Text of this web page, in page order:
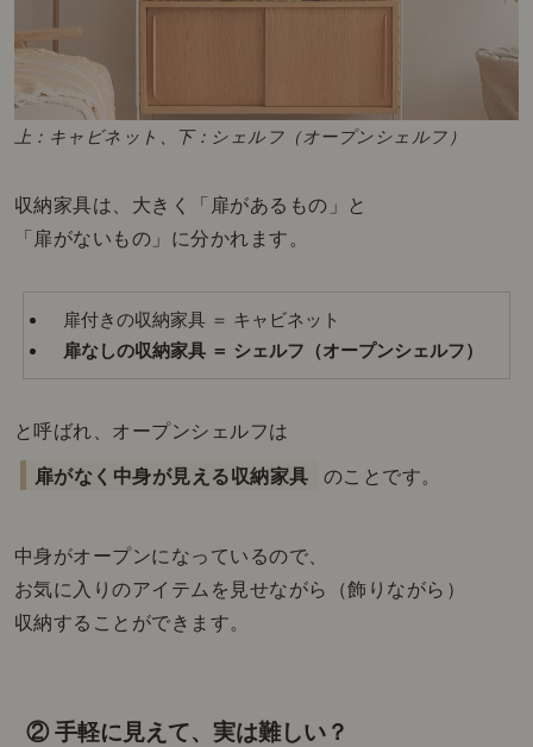
上：キャビネット、下：シェルフ（オープンシェルフ）
収納家具は、大きく「扉があるもの」と
「扉がないもの」に分かれます。
扉付きの収納家具 ＝ キャビネット
扉なしの収納家具 ＝ シェルフ（オープンシェルフ）
と呼ばれ、オープンシェルフは
扉がなく中身が見える収納家具 のことです。
中身がオープンになっているので、
お気に入りのアイテムを見せながら（飾りながら）
収納することができます。
② 手軽に見えて、実は難しい？